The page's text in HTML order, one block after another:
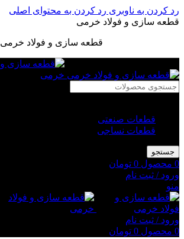
رد کردن به ناوبری رد کردن به محتوای اصلی
قطعه سازی و فولاد خرمی
قطعه سازی و فولاد خرمی
قطعات صنعتی
قطعات نساجی
جستجو
0 محصول 0 تومان
ورود / ثبت نام
منو
ورود / ثبت نام
0 محصول 0 تومان